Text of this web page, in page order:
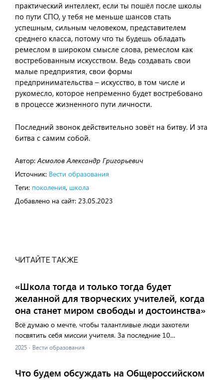
практический интеллект, если ты пошёл после школы
по пути СПО, у тебя не меньше шансов стать
успешным, сильным человеком, представителем
среднего класса, потому что ты будешь обладать
ремеслом в широком смысле слова, ремеслом как
востребованным искусством. Ведь создавать свои
малые предприятия, свои формы
предпринимательства – искусство, в том числе и
рукомесло, которое непременно будет востребовано
в процессе жизненного пути личности.
Последний звонок действительно зовёт на битву. И эта
битва с самим собой.
Автор: Асмолов Александр Григорьевич
Источник: Вести образования
Теги: поколения, школа
Добавлено на сайт: 23.05.2023
ЧИТАЙТЕ ТАКЖЕ
«Школа тогда и только тогда будет
желанной для творческих учителей, когда
она станет миром свободы и достоинства»
Всё думаю о мечте, чтобы талантливые люди захотели
посвятить себя миссии учителя. За последние 10…
2025 · Вести образования
Что будем обсуждать на Общероссийском